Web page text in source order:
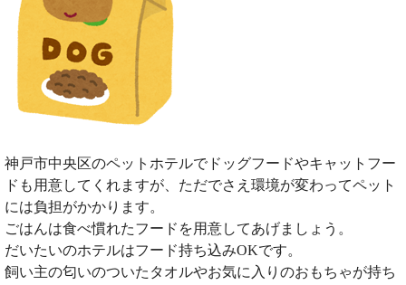
神戸市中央区のペットホテルでドッグフードやキャットフー
ドも用意してくれますが、ただでさえ環境が変わってペット
には負担がかかります。
ごはんは食べ慣れたフードを用意してあげましょう。
だいたいのホテルはフード持ち込みOKです。
飼い主の匂いのついたタオルやお気に入りのおもちゃが持ち